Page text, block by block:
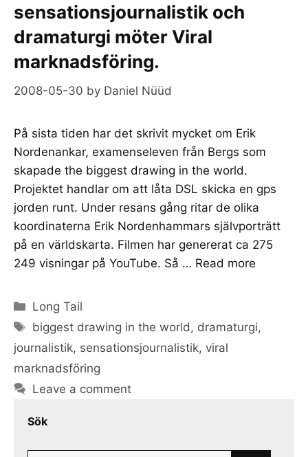
sensationsjournalistik och
dramaturgi möter Viral
marknadsföring.
2008-05-30 by Daniel Nüüd
På sista tiden har det skrivit mycket om Erik
Nordenankar, examenseleven från Bergs som
skapade the biggest drawing in the world.
Projektet handlar om att låta DSL skicka en gps
jorden runt. Under resans gång ritar de olika
koordinaterna Erik Nordenhammars självporträtt
på en världskarta. Filmen har genererat ca 275
249 visningar på YouTube. Så … Read more
Categories
Long Tail
Tags
biggest drawing in the world , dramaturgi,
journalistik, sensationsjournalistik, viral
marknadsföring
Leave a comment
Sök